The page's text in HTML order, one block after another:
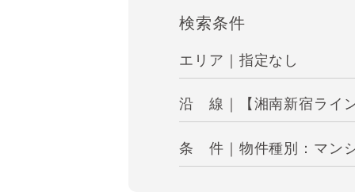
検索条件
エリア｜指定なし
沿 線｜【湘南新宿ライ
条 件｜物件種別：マン